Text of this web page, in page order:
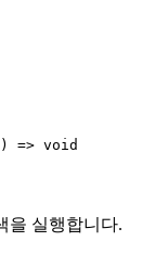
=> void
을 실행합니다.